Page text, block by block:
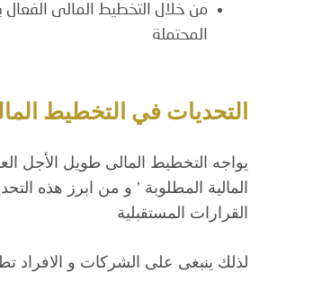
من خلال التخطيط المالى الفعال
المحتملة
التحديات في التخطيط
يواجه التخطيط المالى طويل الأجل
المالية المطلوبة ’ و من ابرز هذه
القرارات المستقبلية
لذلك ينبغى على الشركات و الافراد